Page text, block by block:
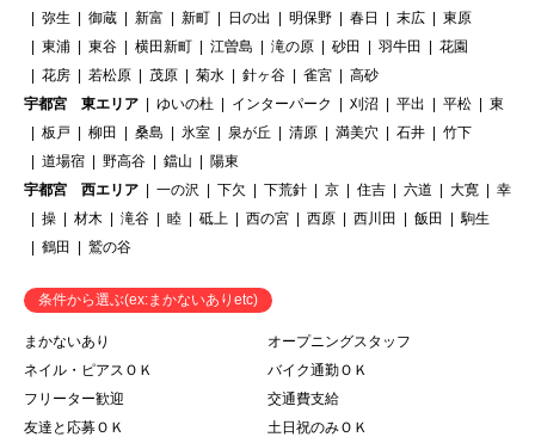
弥生
御蔵 新富 新町 日の出 明保野 春日 末広
東原
東浦
東谷 横田新町 江曽島 滝の原 砂田 羽牛田
花園
花房
若松原 茂原 菊水 針ヶ谷 雀宮
高砂
宇都宮 東エリア
ゆいの杜 インターパーク 刈沼 平出 平松
東
板戸
柳田 桑島 氷室 泉が丘 清原 満美穴 石井
竹下
道場宿
野高谷 鐺山
陽東
宇都宮 西エリア
一の沢 下欠 下荒針 京 住吉 六道 大寛
幸
操
材木 滝谷 睦 砥上 西の宮 西原 西川田 飯田
駒生
鶴田
鷲の谷
条件から選ぶ(ex:まかないありetc)
まかないあり
オープニングスタッフ
ネイル・ピアスＯＫ
バイク通勤ＯＫ
フリーター歓迎
交通費支給
友達と応募ＯＫ
土日祝のみＯＫ